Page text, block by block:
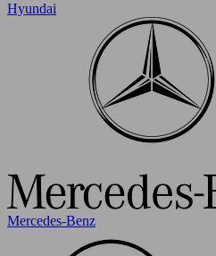
Hyundai
Mercedes-Benz